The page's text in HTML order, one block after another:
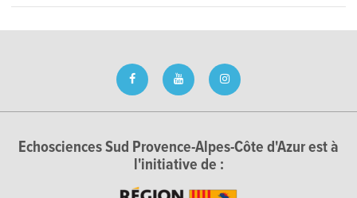
Echosciences Sud Provence-Alpes-Côte d'Azur est à
l'initiative de :